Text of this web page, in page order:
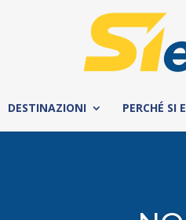
DESTINAZIONI PERCHÉ SI